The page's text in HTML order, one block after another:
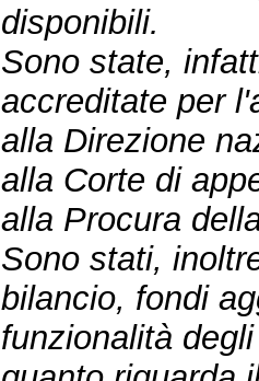
disponibili.
Sono state,
accreditate per
alla Direzione
alla Corte di
alla Procura
Sono stati,
bilancio, fondi
funzionalità